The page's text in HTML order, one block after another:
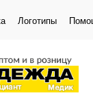
Логотипы